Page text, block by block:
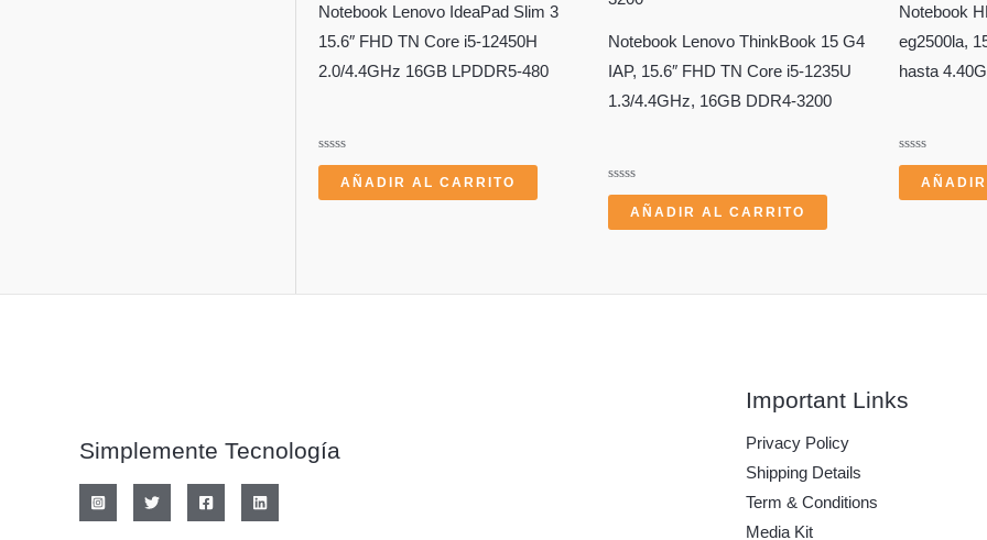
Notebook Lenovo IdeaPad Slim 3
15.6″ FHD TN Core i5-12450H
2.0/4.4GHz 16GB LPDDR5-480
Valorado
de
AÑADIR AL CARRITO
Notebook Lenovo ThinkBook 15 G4
IAP, 15.6″ FHD TN Core i5-1235U
1.3/4.4GHz, 16GB DDR4-3200
Valorado
de
AÑADIR AL CARRITO
Notebook
eg2500la,
hasta
Valorado
de
Simplemente Tecnología
Important Links
Privacy Policy
Shipping Details
Term & Conditions
Media Kit